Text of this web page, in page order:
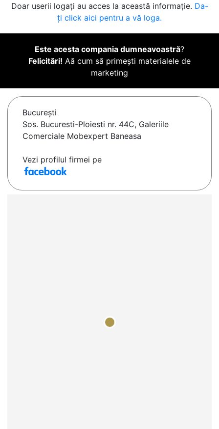
Doar userii logați au acces la această informație. Da-
ți click aici pentru a vă loga.
Este acesta compania dumneavoastră?
Felicitări! Aă cum să primești materialele de
marketing
Bucureşti
Sos. Bucuresti-Ploiesti nr. 44C, Galeriile
Comerciale Mobexpert Baneasa
Vezi profilul firmei pe